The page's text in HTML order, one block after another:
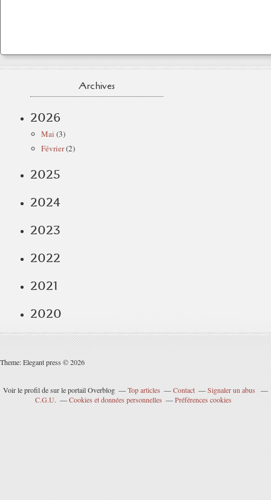
Archives
2026
Mai (3)
Février(2)
2025
2024
2023
2022
2021
2020
Theme: Elegant press © 2026
Voir le profil desur le portail Overblog Top articles Contact
Signaler un abus
C.G.U.
Cookies et données personnelles Préférences cookies